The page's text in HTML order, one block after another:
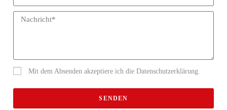
Mit dem Absenden akzeptiere ich die Datenschutzerklärung.
SENDEN